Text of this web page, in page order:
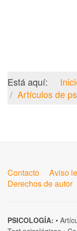
Está aquí:
Artículos de
Contacto Aviso
Derechos de autor
PSICOLOGÍA: •